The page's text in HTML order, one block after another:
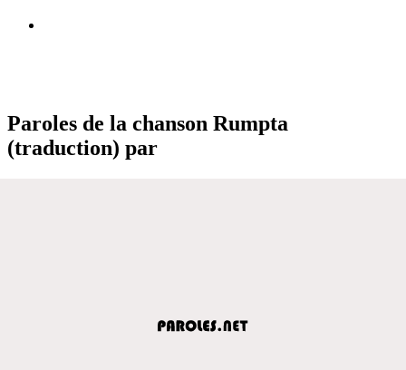
Paroles de la chanson Rumpta
(traduction) par